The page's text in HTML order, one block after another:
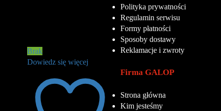
Brak
Dowiedz się więcej
Polityka prywatności
Regulamin serwisu
Formy płatności
Sposoby dostawy
Reklamacje i zwroty
Firma GALOP
Strona główna
Kim jesteśmy